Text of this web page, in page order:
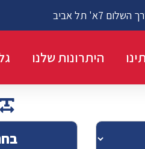
השלום 7א' תל אביב
היתרונות שלנו